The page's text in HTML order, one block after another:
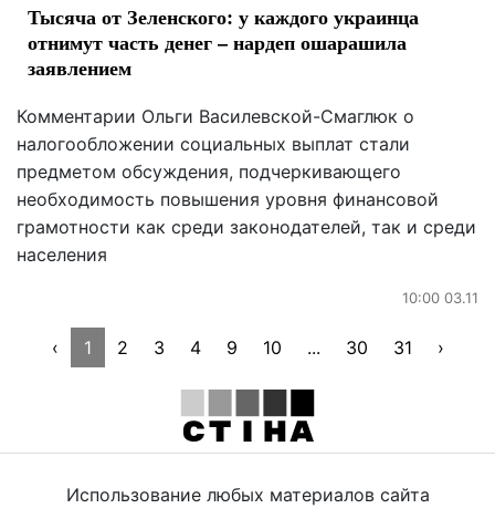
Тысяча от Зеленского: у каждого украинца
отнимут часть денег – нардеп ошарашила
заявлением
Комментарии Ольги Василевской-Смаглюк о
налогообложении социальных выплат стали
предметом обсуждения, подчеркивающего
необходимость повышения уровня финансовой
грамотности как среди законодателей, так и среди
населения
10:00 03.11
‹ 1 2 3 4 9 10 ... 30 31 ›
Использование любых материалов сайта